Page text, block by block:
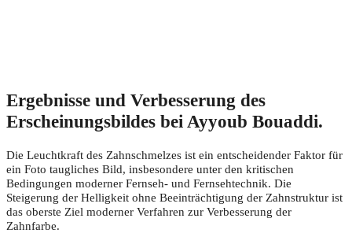
Ergebnisse und Verbesserung des
Erscheinungsbildes bei Ayyoub Bouaddi.
Die Leuchtkraft des Zahnschmelzes ist ein entscheidender Faktor für
ein Foto taugliches Bild, insbesondere unter den kritischen
Bedingungen moderner Fernseh- und Fernsehtechnik. Die
Steigerung der Helligkeit ohne Beeinträchtigung der Zahnstruktur ist
das oberste Ziel moderner Verfahren zur Verbesserung der
Zahnfarbe.